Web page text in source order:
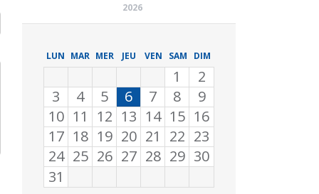
2026
LUN MAR MER JEU VEN SAM DIM
1
2
3
4 5 6 7 8
9
10 11 12 13 14 15 16
17 18 19 20 21 22 23
24 25 26 27 28 29 30
31